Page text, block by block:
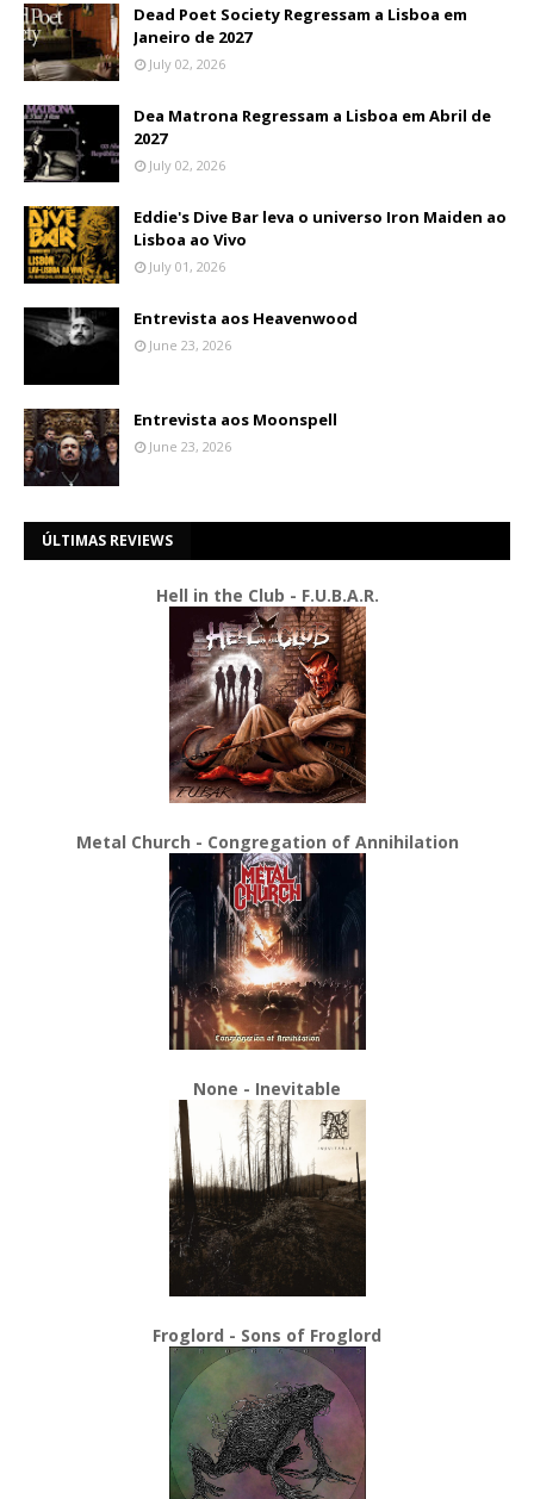
Dead Poet Society Regressam a Lisboa em
Janeiro de 2027
July 02, 2026
Dea Matrona Regressam a Lisboa em Abril de
2027
July 02, 2026
Eddie's Dive Bar leva o universo Iron Maiden ao
Lisboa ao Vivo
July 01, 2026
Entrevista aos Heavenwood
June 23, 2026
Entrevista aos Moonspell
June 23, 2026
ÚLTIMAS REVIEWS
Hell in the Club - F.U.B.A.R.
Metal Church - Congregation of Annihilation
None - Inevitable
Froglord - Sons of Froglord